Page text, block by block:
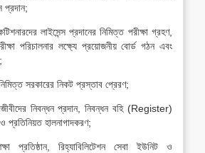
প্রদান;
লাইসেন্স প্রদানের নিমিত্ত পরীক্ষা গ্রহণ,
পরিচালনার লক্ষ্যে প্রয়োজনীয় বোর্ড গঠন এবং
সরকারের নিকট প্রস্তাব প্রেরণ;
নিবন্ধন প্রদান, নিবন্ধন বহি (Register)
প্রতিনিয়ত হালনাগাদকরণ;
প্রতিষ্ঠান, রিহ্যাবিলিটেশন সেবা ইউনিট ও